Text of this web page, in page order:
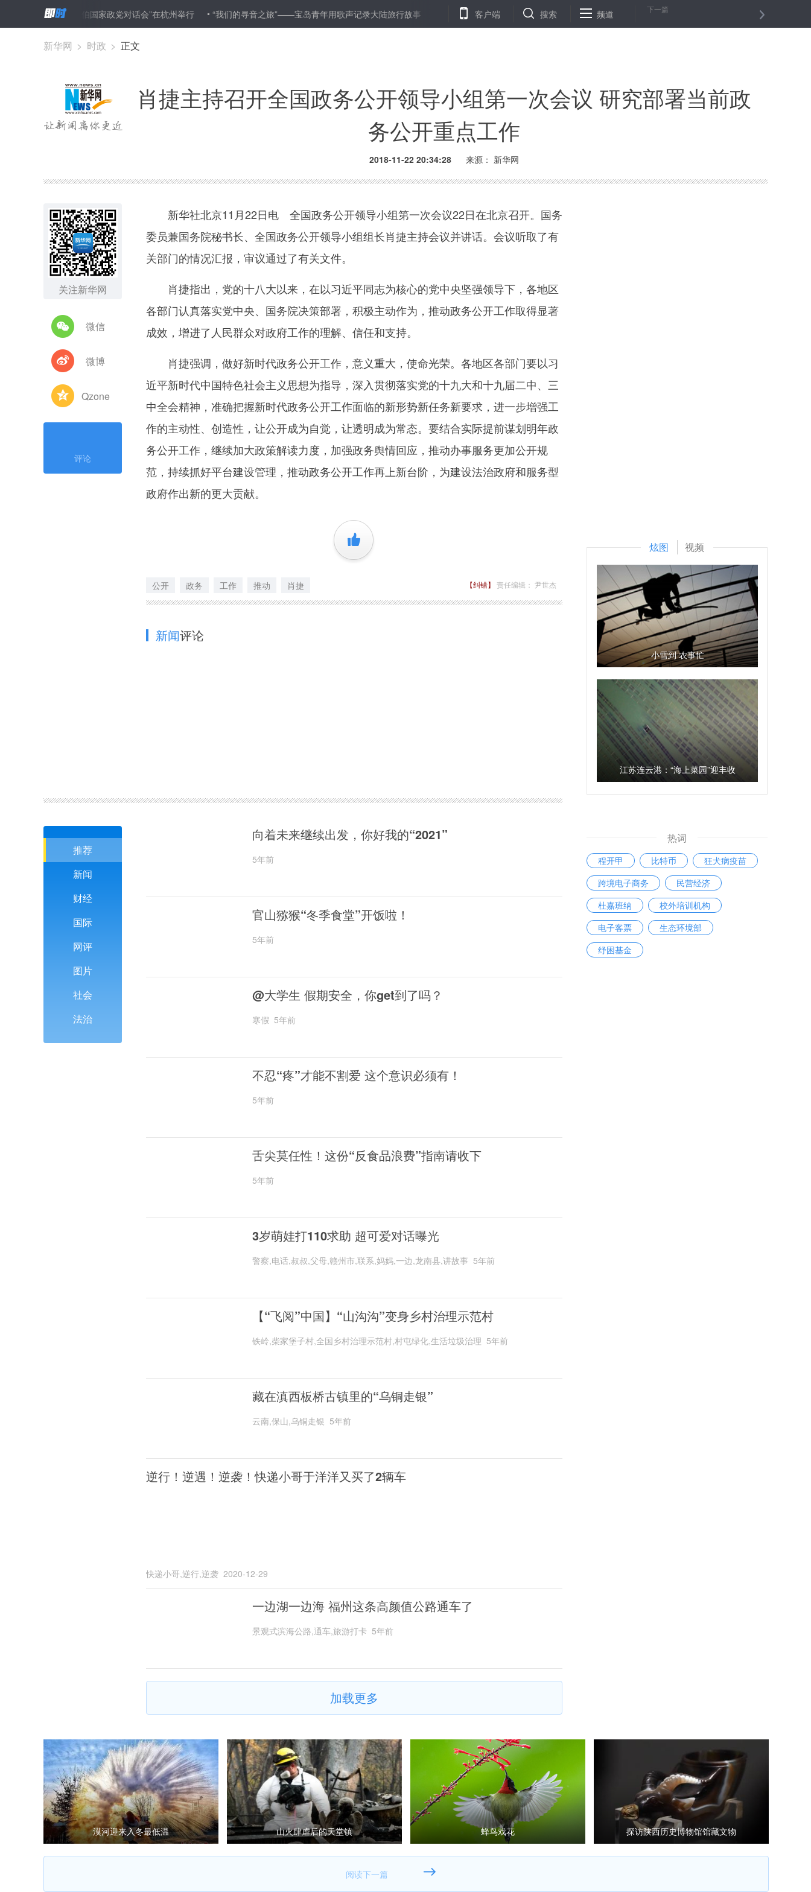
“中国—阿拉伯国家政党对话会”在杭州举行 “我们的寻音之旅”——宝岛青年用歌声记录大陆旅行故事 “我们对菲中关系未来充满信心”——菲律宾各界高度评价习近平主席国事访问成果 我国将尽快实施跨境
客户端 搜索 频道 下一篇
新华网 > 时政 > 正文
肖捷主持召开全国政务公开领导小组第一次会议 研究部署当前政
务公开重点工作
2018-11-22 20:34:28 来源： 新华网
关注新华网
微信
微博
Qzone
评论
新华社北京11月22日电 全国政务公开领导小组第一次会议22日在北京召开。国务
委员兼国务院秘书长、全国政务公开领导小组组长肖捷主持会议并讲话。会议听取了有
关部门的情况汇报，审议通过了有关文件。
肖捷指出，党的十八大以来，在以习近平同志为核心的党中央坚强领导下，各地区
各部门认真落实党中央、国务院决策部署，积极主动作为，推动政务公开工作取得显著
成效，增进了人民群众对政府工作的理解、信任和支持。
肖捷强调，做好新时代政务公开工作，意义重大，使命光荣。各地区各部门要以习
近平新时代中国特色社会主义思想为指导，深入贯彻落实党的十九大和十九届二中、三
中全会精神，准确把握新时代政务公开工作面临的新形势新任务新要求，进一步增强工
作的主动性、创造性，让公开成为自觉，让透明成为常态。要结合实际提前谋划明年政
务公开工作，继续加大政策解读力度，加强政务舆情回应，推动办事服务更加公开规
范，持续抓好平台建设管理，推动政务公开工作再上新台阶，为建设法治政府和服务型
政府作出新的更大贡献。
+1
公开 政务 工作 推动 肖捷 【纠错】 责任编辑： 尹世杰
新闻评论
推荐
新闻
财经
国际
网评
图片
社会
法治
向着未来继续出发，你好我的“2021”
5年前
官山猕猴“冬季食堂”开饭啦！
5年前
@大学生 假期安全，你get到了吗？
寒假 5年前
不忍“疼”才能不割爱 这个意识必须有！
5年前
舌尖莫任性！这份“反食品浪费”指南请收下
5年前
3岁萌娃打110求助 超可爱对话曝光
警察,电话,叔叔,父母,赣州市,联系,妈妈,一边,龙南县,讲故事 5年前
【“飞阅”中国】“山沟沟”变身乡村治理示范村
铁岭,柴家堡子村,全国乡村治理示范村,村屯绿化,生活垃圾治理 5年前
藏在滇西板桥古镇里的“乌铜走银”
云南,保山,乌铜走银 5年前
逆行！逆遇！逆袭！快递小哥于洋洋又买了2辆车
快递小哥,逆行,逆袭 2020-12-29
一边湖一边海 福州这条高颜值公路通车了
景观式滨海公路,通车,旅游打卡 5年前
加载更多
炫图 视频
小雪到 农事忙
江苏连云港：“海上菜园”迎丰收
热词
程开甲 比特币
狂犬病疫苗
跨境电子商务
民营经济
杜嘉班纳
校外培训机构
电子客票
生态环境部
纾困基金
漠河迎来入冬最低温 山火肆虐后的天堂镇 蜂鸟戏花 探访陕西历史博物馆馆藏文物